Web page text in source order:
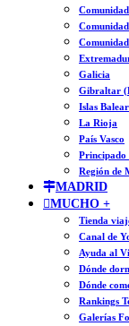
Galicia
Gibraltar
Islas
La Rioja
País Vasco
Principado
Región de
MADRID
MUCHO +
Tienda
Canal de
Ayuda al
Dónde
Dónde
Rankings
Galerías